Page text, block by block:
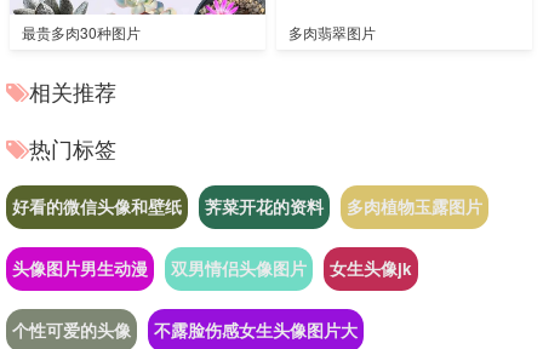
最贵多肉30种图片 多肉翡翠图片
相关推荐
热门标签
好看的微信头像和壁纸 荠菜开花的资料 多肉植物玉露图片
头像图片男生动漫 双男情侣头像图片 女生头像jk
个性可爱的头像 不露脸伤感女生头像图片大